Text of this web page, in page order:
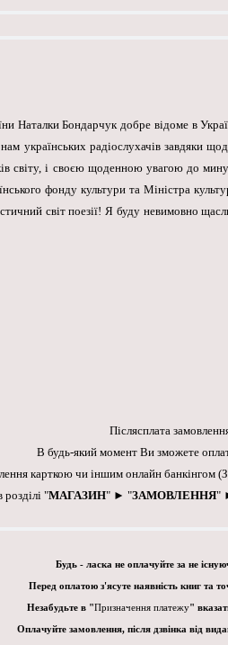
Наталки Бондарчук добре відоме в
українських радіослухачів завдяки
світу, і своєю щоденною увагою до
фонду культури та Міністра
світ поезії! Я буду невимовно
Післясплата
В будь-який момент Ви зможете
карткою чи іншим онлайн банкінгом
"МАГАЗИН" ► "ЗАМОВЛЕННЯ"
Будь - ласка не оплачуйте за не
Перед оплатою з'ясуте наявність книг та
Незабудьте в "Призначення платежу"
Оплачуйте замовлення, після дзвінка від